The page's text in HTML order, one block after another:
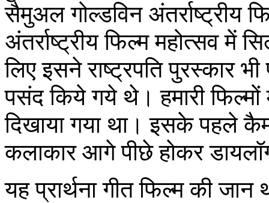
सैमुअल गोल्डविन अंतर्राष्ट्रीय
अंतर्राष्ट्रीय फिल्म महोत्सव में
लिए इसने राष्ट्रपति पुरस्कार
पसंद किये गये थे। हमारी फिल्मों
दिखाया गया था। इसके पहले
कलाकार आगे पीछे होकर
यह प्रार्थना गीत फिल्म की